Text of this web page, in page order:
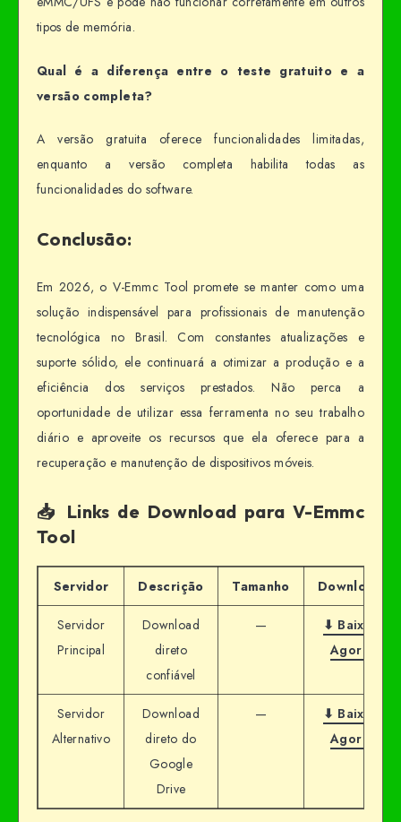
tipos de memória.
Qual é a diferença entre o teste gratuito e a
versão completa?
A versão gratuita oferece funcionalidades limitadas,
enquanto a versão completa habilita todas as
funcionalidades do software.
Conclusão:
Em 2026, o V-Emmc Tool promete se manter como uma
solução indispensável para profissionais de manutenção
tecnológica no Brasil. Com constantes atualizações e
suporte sólido, ele continuará a otimizar a produção e a
eficiência dos serviços prestados. Não perca a
oportunidade de utilizar essa ferramenta no seu trabalho
diário e aproveite os recursos que ela oferece para a
recuperação e manutenção de dispositivos móveis.
📥 Links de Download para V-Emmc
Tool
Servidor Descrição Tamanho Download
Servidor
Principal
Download
direto
confiável
—
⬇ Baixar
Agora
Servidor
Alternativo
Download
direto do
Google
Drive
—
⬇ Baixar
Agora